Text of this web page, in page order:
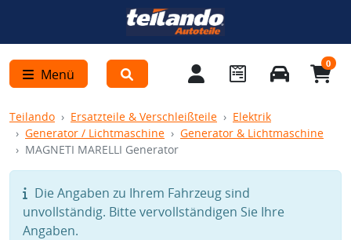
Menü
0
Teilando Ersatzteile & Verschleißteile
Elektrik
Generator / Lichtmaschine
Generator & Lichtmaschine
MAGNETI MARELLI Generator
Die Angaben zu Ihrem Fahrzeug sind
unvollständig. Bitte vervollständigen Sie Ihre
Angaben.